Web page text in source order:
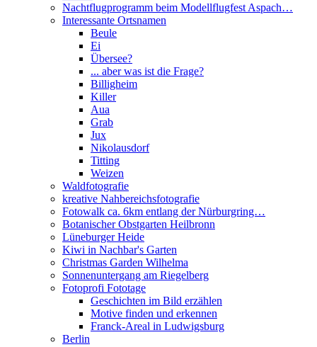
Nachtflugprogramm beim Modellflugfest Aspach…
Interessante Ortsnamen
Beule
Ei
Übersee?
... aber was ist die Frage?
Billigheim
Killer
Aua
Grab
Jux
Nikolausdorf
Titting
Weizen
Waldfotografie
kreative Nahbereichsfotografie
Fotowalk ca. 6km entlang der Nürburgring…
Botanischer Obstgarten Heilbronn
Lüneburger Heide
Kiwi in Nachbar's Garten
Christmas Garden Wilhelma
Sonnenuntergang am Riegelberg
Fotoprofi Fototage
Geschichten im Bild erzählen
Motive finden und erkennen
Franck-Areal in Ludwigsburg
Berlin